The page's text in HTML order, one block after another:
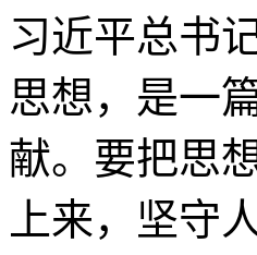
习近平总书
思想，是一
献。要把思
上来，坚守